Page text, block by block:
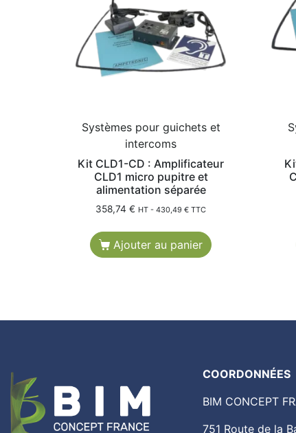
Systèmes pour guichets et
intercoms
Kit CLD1-CD : Amplificateur
CLD1 micro pupitre et
alimentation séparée
358,74€ HT -430,49€ TTC
Ajouter au panier
COORDONNÉES
BIM CONCEPT
751 Route de la